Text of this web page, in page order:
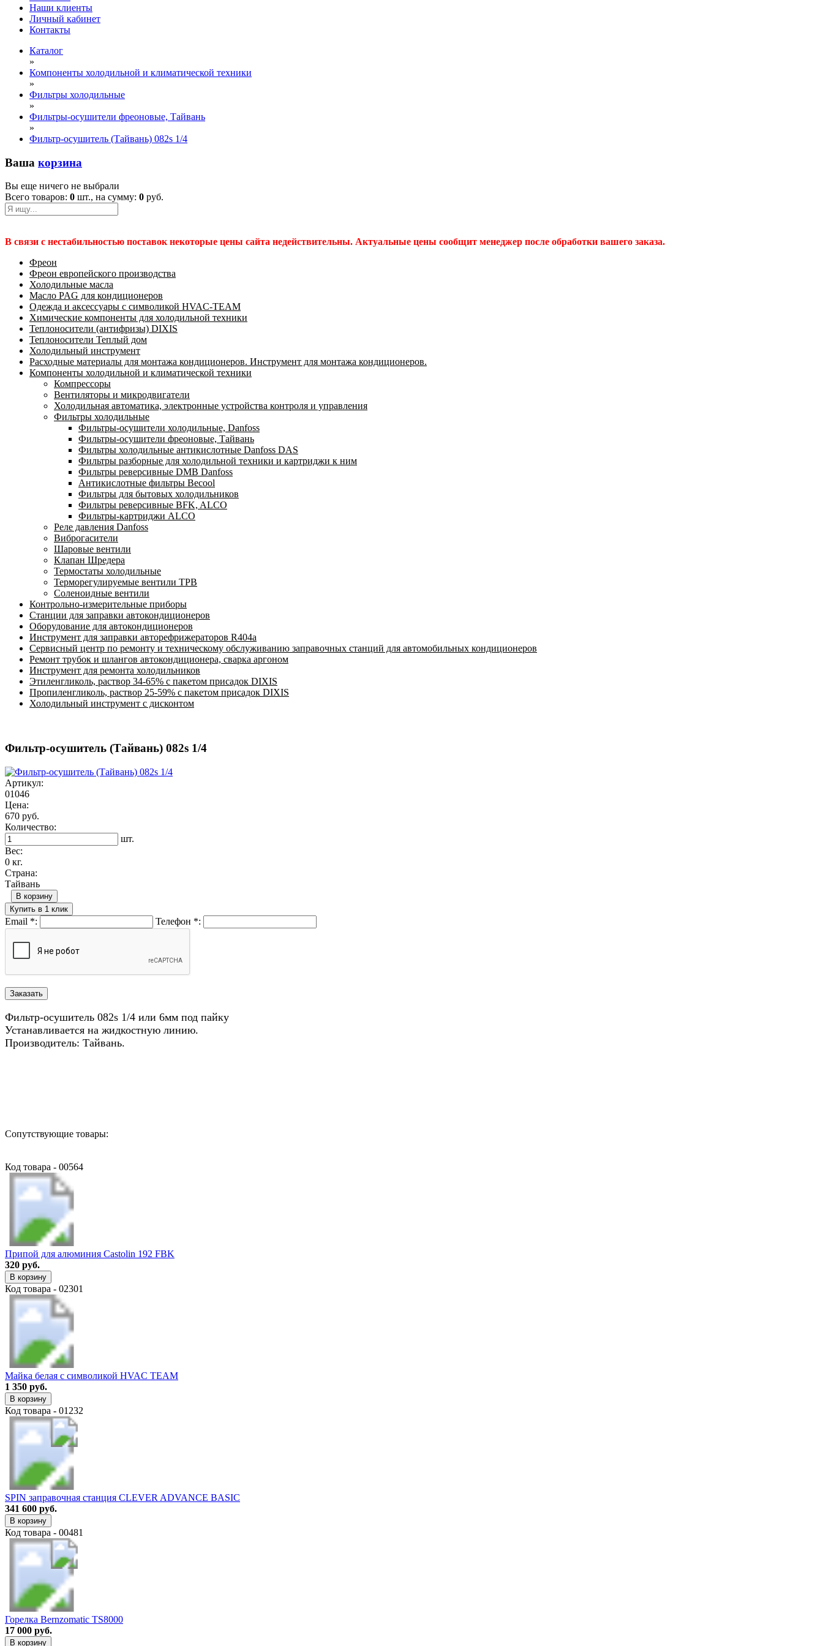
Наши клиенты
Личный кабинет
Контакты
Каталог
»
Компоненты холодильной и климатической техники
»
Фильтры холодильные
»
Фильтры-осушители фреоновые, Тайвань
»
Фильтр-осушитель (Тайвань) 082s 1/4
Ваша корзина
Вы еще ничего не выбрали
Всего товаров: 0 шт., на сумму: 0 руб.
В связи с нестабильностью поставок некоторые цены сайта недействительны. Актуальные цены сообщит менеджер после обработки вашего заказа.
Фреон
Фреон европейского производства
Холодильные масла
Масло PAG для кондиционеров
Одежда и аксессуары с символикой HVAC-TEAM
Химические компоненты для холодильной техники
Теплоносители (антифризы) DIXIS
Теплоносители Теплый дом
Холодильный инструмент
Расходные материалы для монтажа кондиционеров. Инструмент для монтажа кондиционеров.
Компоненты холодильной и климатической техники
Компрессоры
Вентиляторы и микродвигатели
Холодильная автоматика, электронные устройства контроля и управления
Фильтры холодильные
Фильтры-осушители холодильные, Danfoss
Фильтры-осушители фреоновые, Тайвань
Фильтры холодильные антикислотные Danfoss DAS
Фильтры разборные для холодильной техники и картриджи к ним
Фильтры реверсивные DMB Danfoss
Антикислотные фильтры Becool
Фильтры для бытовых холодильников
Фильтры реверсивные BFK, ALCO
Фильтры-картриджи ALCO
Реле давления Danfoss
Виброгасители
Шаровые вентили
Клапан Шредера
Термостаты холодильные
Терморегулируемые вентили ТРВ
Соленоидные вентили
Контрольно-измерительные приборы
Станции для заправки автокондиционеров
Оборудование для автокондиционеров
Инструмент для заправки авторефрижераторов R404a
Сервисный центр по ремонту и техническому обслуживанию заправочных станций для автомобильных кондиционеров
Ремонт трубок и шлангов автокондиционера, сварка аргоном
Инструмент для ремонта холодильников
Этиленгликоль, раствор 34-65% с пакетом присадок DIXIS
Пропиленгликоль, раствор 25-59% с пакетом присадок DIXIS
Холодильный инструмент с дисконтом
Фильтр-осушитель (Тайвань) 082s 1/4
Артикул:
01046
Цена:
670 руб.
Количество:
шт.
Вес:
0 кг.
Страна:
Тайвань
В корзину
Купить в 1 клик
Email *: Телефон *:
Фильтр-осушитель 082s 1/4 или 6мм под пайку
Устанавливается на жидкостную линию.
Производитель: Тайвань.
Сопутствующие товары:
Код товара - 00564
Припой для алюминия Castolin 192 FBK
320 руб.
В корзину
Код товара - 02301
Майка белая с символикой HVAC TEAM
1 350 руб.
В корзину
Код товара - 01232
SPIN заправочная станция CLEVER ADVANCE BASIC
341 600 руб.
В корзину
Код товара - 00481
Горелка Bernzomatic TS8000
17 000 руб.
В корзину